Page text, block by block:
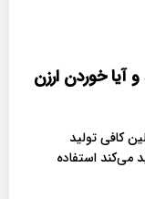
و آیا خوردن ارزن
کافی تولید
می‌کند استفاده